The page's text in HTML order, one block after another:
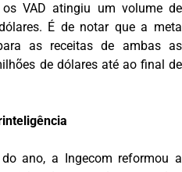
VAD atingiu um volume de
É de notar que a meta
as receitas de ambas as
de dólares até ao final de
ano, a Ingecom reformou a